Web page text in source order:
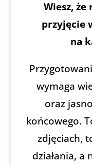
Wiesz,
przyjęcie
na
wymaga
oraz
końcowego.
zdjęciach,
działania,